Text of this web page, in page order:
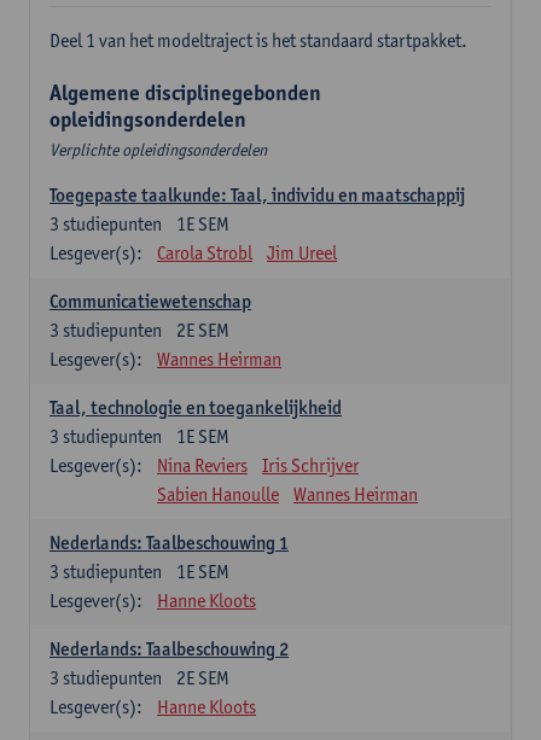
Deel 1 van het modeltraject is het standaard startpakket.
Algemene disciplinegebonden
opleidingsonderdelen
Verplichte opleidingsonderdelen
Toegepaste taalkunde: Taal, individu en maatschappij
1E SEM
3 studiepunten
Lesgever(s):
Carola Strobl Jim Ureel
Communicatiewetenschap
2E SEM
3 studiepunten
Lesgever(s):
Wannes Heirman
Taal, technologie en toegankelijkheid
1E SEM
3 studiepunten
Lesgever(s):
Nina Reviers
Iris Schrijver
Sabien Hanoulle
Wannes Heirman
Nederlands: Taalbeschouwing 1
1E SEM
3 studiepunten
Lesgever(s):
Hanne Kloots
Nederlands: Taalbeschouwing 2
2E SEM
3 studiepunten
Lesgever(s):
Hanne Kloots